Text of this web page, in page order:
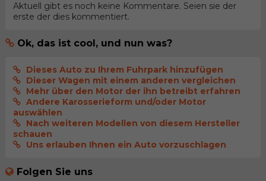
Aktuell gibt es noch keine Kommentare. Seien sie der
erste der dies kommentiert.
Ok, das ist cool, und nun was?
Dieses Auto zu Ihrem Fuhrpark hinzufügen
Dieser Wagen mit einem anderen vergleichen
Mehr über den Motor der ihn betreibt erfahren
Andere Karosserieform und/oder Motor
auswählen
Nach weiteren Modellen von diesem Hersteller
schauen
Uns erlauben Ihnen ein Auto vorzuschlagen
Folgen Sie uns